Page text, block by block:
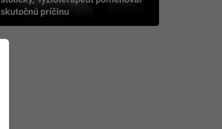
skutočnú príčinu